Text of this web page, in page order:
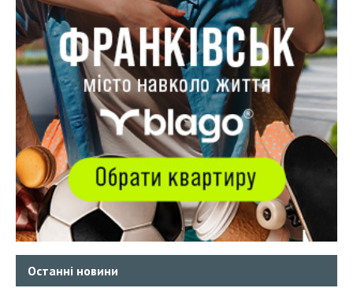
Останні новини